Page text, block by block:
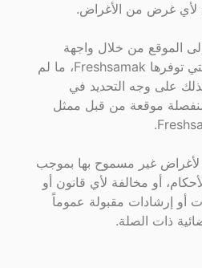
لأي غرض من الأغراض.
الموقع من خلال واجهة
أخرى غير تلك التي توفرها Freshsamak، ما لم
على وجه التحديد في
منفصلة موقعة من قبل ممثل
لأغراض غير مسموح بها بموجب
أو مخالفة لأي قانون أو
أو إرشادات مقبولة عموماً
ذات الصلة.